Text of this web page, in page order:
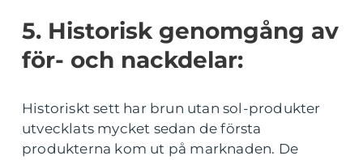
5. Historisk genomgång av
för- och nackdelar:
Historiskt sett har brun utan sol-produkter
utvecklats mycket sedan de första
produkterna kom ut på marknaden. De